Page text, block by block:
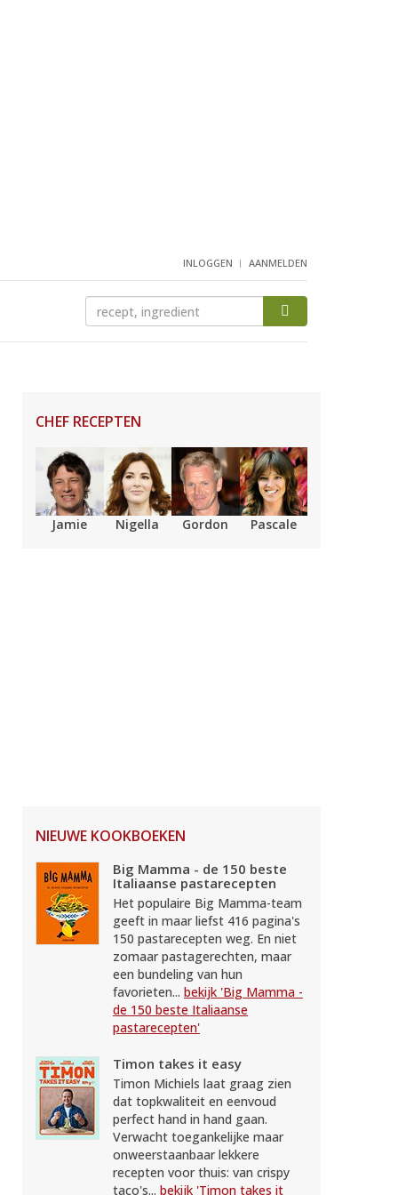
INLOGGEN AANMELDEN
CHEF RECEPTEN
Jamie Nigella Gordon Pascale
NIEUWE KOOKBOEKEN
Big Mamma - de 150 beste
Italiaanse pastarecepten
Het populaire Big Mamma-team
geeft in maar liefst 416 pagina's
150 pastarecepten weg. En niet
zomaar pastagerechten, maar
een bundeling van hun
favorieten... bekijk 'Big Mamma -
de 150 beste Italiaanse
pastarecepten'
Timon takes it easy
Timon Michiels laat graag zien
dat topkwaliteit en eenvoud
perfect hand in hand gaan.
Verwacht toegankelijke maar
onweerstaanbaar lekkere
recepten voor thuis: van crispy
taco's... bekijk 'Timon takes it